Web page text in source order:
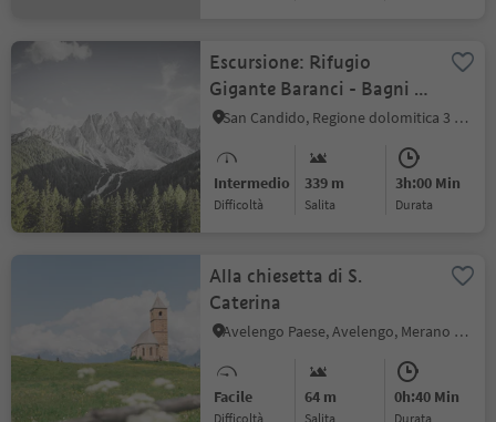
Escursione: Rifugio
Gigante Baranci - Bagni di
San Candido
San Candido, Regione dolomitica 3 Cime
Intermedio
Difficoltà
339 m
Salita
3h:00 Min
durata
Alla chiesetta di S.
Caterina
Avelengo Paese, Avelengo, Merano e dintorni
Facile
Difficoltà
64 m
Salita
0h:40 Min
durata